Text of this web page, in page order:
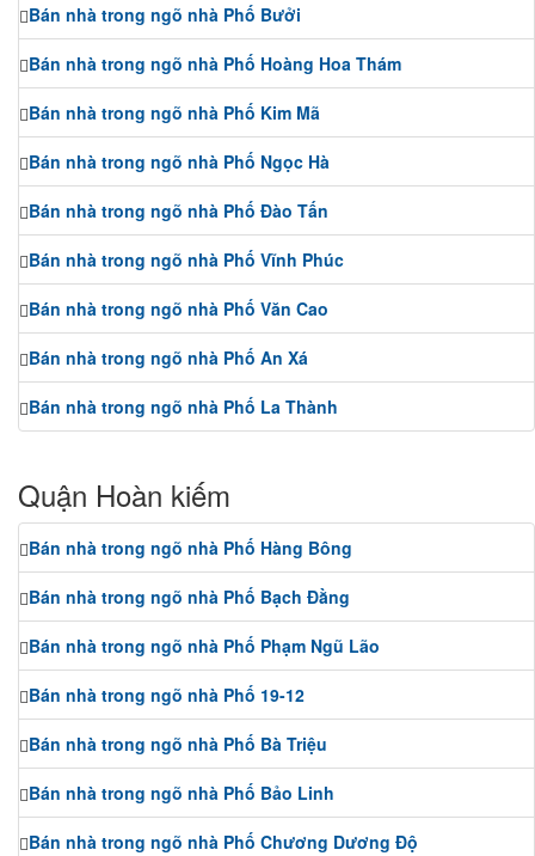
Bán nhà trong ngõ nhà Phố Bưởi
Bán nhà trong ngõ nhà Phố Hoàng Hoa Thám
Bán nhà trong ngõ nhà Phố Kim Mã
Bán nhà trong ngõ nhà Phố Ngọc Hà
Bán nhà trong ngõ nhà Phố Đào Tấn
Bán nhà trong ngõ nhà Phố Vĩnh Phúc
Bán nhà trong ngõ nhà Phố Văn Cao
Bán nhà trong ngõ nhà Phố An Xá
Bán nhà trong ngõ nhà Phố La Thành
Quận Hoàn kiếm
Bán nhà trong ngõ nhà Phố Hàng Bông
Bán nhà trong ngõ nhà Phố Bạch Đằng
Bán nhà trong ngõ nhà Phố Phạm Ngũ Lão
Bán nhà trong ngõ nhà Phố 19-12
Bán nhà trong ngõ nhà Phố Bà Triệu
Bán nhà trong ngõ nhà Phố Bảo Linh
Bán nhà trong ngõ nhà Phố Chương Dương Độ